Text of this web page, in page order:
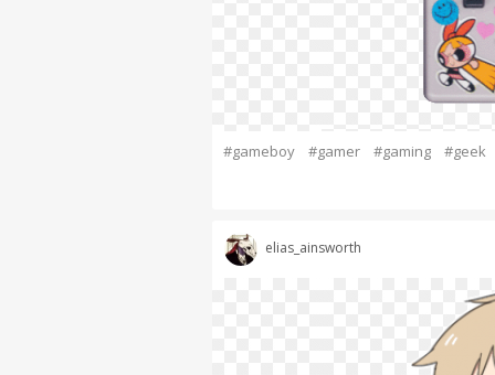
#gameboy #gamer #gaming #geek
elias_ainsworth